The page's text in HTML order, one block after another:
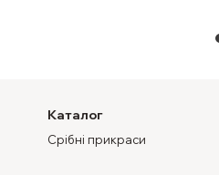
Каталог
Срібні прикраси